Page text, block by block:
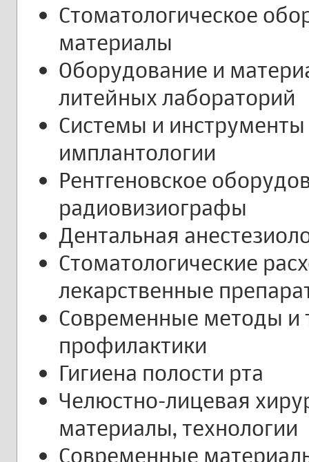
Стоматологическое
материалы
Оборудование и
литейных лабораторий
Системы и
имплантологии
Рентгеновское
радиовизиографы
Дентальная
Стоматологические
лекарственные
Современные методы и
профилактики
Гигиена полости рта
Челюстно-лицевая
материалы, технологии
Современные